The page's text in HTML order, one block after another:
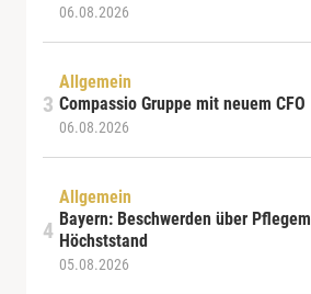
06.08.2026
Allgemein
Compassio Gruppe mit neuem CFO
06.08.2026
Allgemein
Bayern: Beschwerden über
Höchststand
05.08.2026